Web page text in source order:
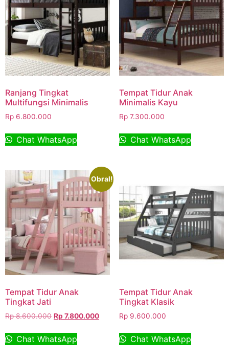
Ranjang Tingkat
Multifungsi Minimalis
Rp 6.800.000
Chat WhatsApp
Tempat Tidur Anak
Minimalis Kayu
Rp7.300.000
Chat WhatsApp
Obral!
Tempat Tidur Anak
Tingkat Jati
Rp8.600.000 Rp 7.800.000
Chat WhatsApp
Tempat Tidur Anak
Tingkat Klasik
Rp9.600.000
Chat WhatsApp